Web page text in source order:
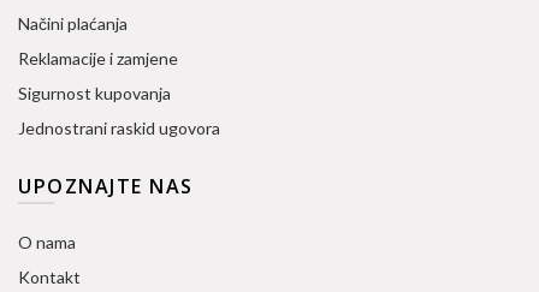
Načini plaćanja
Reklamacije i zamjene
Sigurnost kupovanja
Jednostrani raskid ugovora
UPOZNAJTE NAS
O nama
Kontakt